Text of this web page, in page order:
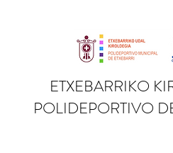
ETXEBARRIKO
POLIDEPORTIVO